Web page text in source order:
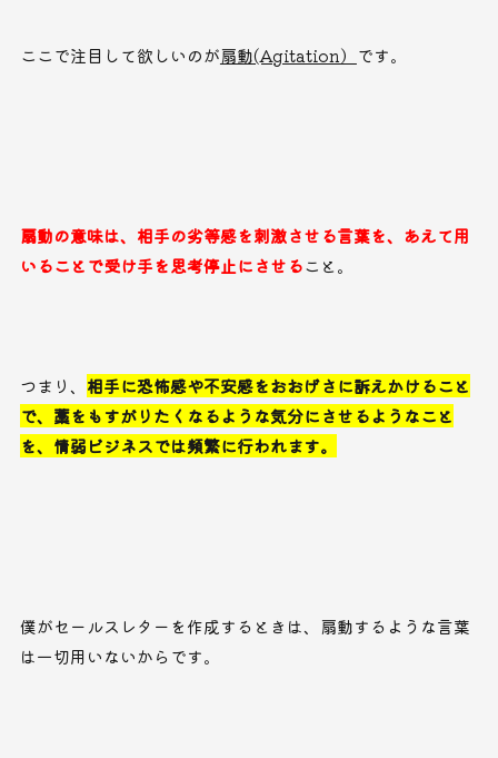
ここで注目して欲しいのが扇動(Agitation） です。
扇動の意味は、相手の劣等感を刺激させる言葉を、あえて用
いることで受け手を思考停止にさせること。
つまり、 相手に恐怖感や不安感をおおげさに訴えかけること
で、藁をもすがりたくなるような気分にさせるようなこと
を、情弱ビジネスでは頻繁に行われます。
僕がセールスレターを作成するときは、扇動するような言葉
は一切用いないからです。